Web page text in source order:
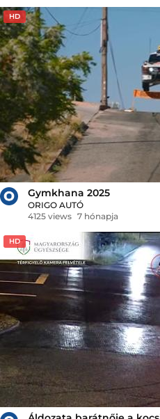
HD
Gymkhana 2025
ORIGO AUTÓ
4125 views 7 hónapja
HD